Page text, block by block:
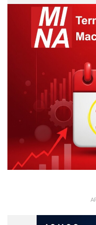
lässt sich möglichst viel
Das entlastet das
mehr als 900 dezentrale
Auch die Kinder und
einen Info-Bildschirm, in
Kita gerade fließt. Der
Bundesstiftung Umwelt